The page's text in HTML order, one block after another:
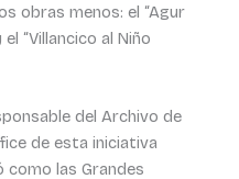
obras menos: el “Agur
“Villancico al Niño
del Archivo de
de esta iniciativa
como las Grandes